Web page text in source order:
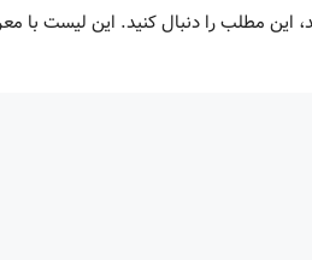
این مطلب را دنبال کنید. این لیست